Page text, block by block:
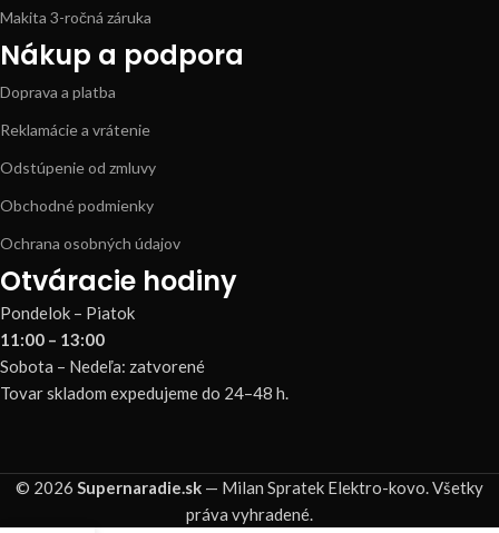
Makita 3-ročná záruka
Nákup a podpora
Doprava a platba
Reklamácie a vrátenie
Odstúpenie od zmluvy
Obchodné podmienky
Ochrana osobných údajov
Otváracie hodiny
Pondelok – Piatok
11:00 – 13:00
Sobota – Nedeľa: zatvorené
Tovar skladom expedujeme do 24–48 h.
© 2026 Supernaradie.sk — Milan Spratek Elektro-kovo. Všetky
práva vyhradené.